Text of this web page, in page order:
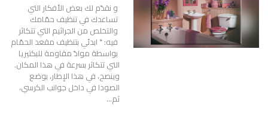
و نقدّم لك بعض الأفكار التي
تساعدك في تنظيف حمّامك
والتخلص من الجراثيم التي تتكاثر
فيه: * ابدئي بتنظيف مقعد الحمّام
بواسطة موادّ مقاومة للبكتيريا
التي تتكاثر بسرعة في هذا المكان.
وينصح، في هذا الإطار، بوضع
الصودا في داخل جوانب الكرسي،
ثم…